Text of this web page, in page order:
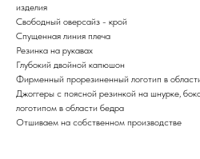
изделия
Свободный оверсайз - крой
Спущенная линия плеча
Резинка на рукавах
Глубокий двойной капюшон
Фирменный прорезиненный логотип в
Джоггеры с поясной резинкой на шнурке,
логотипом в области бедра
Отшиваем на собственном производстве